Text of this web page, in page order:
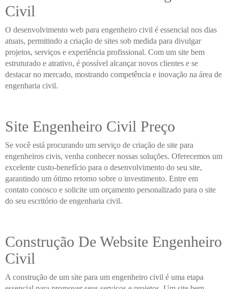
Civil
O desenvolvimento web para engenheiro civil é essencial nos dias
atuais, permitindo a criação de sites sob medida para divulgar
projetos, serviços e experiência profissional. Com um site bem
estruturado e atrativo, é possível alcançar novos clientes e se
destacar no mercado, mostrando competência e inovação na área de
engenharia civil.
Site Engenheiro Civil Preço
Se você está procurando um serviço de criação de site para
engenheiros civis, venha conhecer nossas soluções. Oferecemos um
excelente custo-benefício para o desenvolvimento do seu site,
garantindo um ótimo retorno sobre o investimento. Entre em
contato conosco e solicite um orçamento personalizado para o site
do seu escritório de engenharia civil.
Construção De Website Engenheiro
Civil
A construção de um site para um engenheiro civil é uma etapa